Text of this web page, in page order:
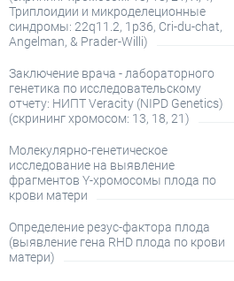
Триплоидии и микроделеционные
синдромы: 22q11.2, 1p36, Cri-du-chat,
Angelman, & Prader-Willi)
Заключение врача - лабораторного
генетика по исследовательскому
отчету: НИПТ Veracity (NIPD Genetics)
(скрининг хромосом: 13, 18, 21)
Молекулярно-генетическое
исследование на выявление
фрагментов Y-хромосомы плода по
крови матери
Определение резус-фактора плода
(выявление гена RHD плода по крови
матери)